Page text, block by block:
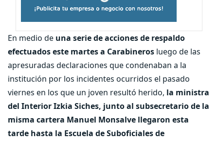
En medio de una serie de acciones de respaldo
efectuados este martes a Carabineros luego de las
apresuradas declaraciones que condenaban a la
institución por los incidentes ocurridos el pasado
viernes en los que un joven resultó herido, la ministra
del Interior Izkia Siches, junto al subsecretario de la
misma cartera Manuel Monsalve llegaron esta
tarde hasta la Escuela de Suboficiales de